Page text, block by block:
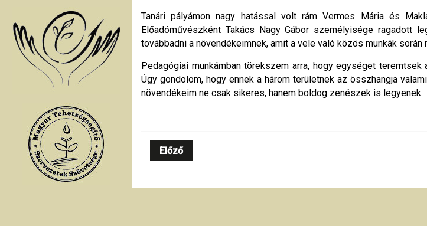
Tanári pályámon nagy hatással volt rám Vermes Mária és
Előadóművészként Takács Nagy Gábor személyisége ragadott
továbbadni a növendékeimnek, amit a vele való közös munkák során
Pedagógiai munkámban törekszem arra, hogy egységet
Úgy gondolom, hogy ennek a három területnek az összhangja
növendékeim ne csak sikeres, hanem boldog zenészek is legyenek.
Előző